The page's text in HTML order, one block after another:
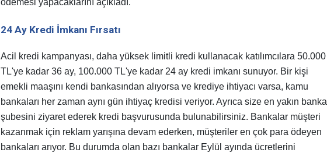
24 Ay Kredi İmkanı Fırsatı
Acil kredi kampanyası, daha yüksek limitli kredi kullanacak katılımcılara 50.000
TL'ye kadar 36 ay, 100.000 TL'ye kadar 24 ay kredi imkanı sunuyor. Bir kişi
emekli maaşını kendi bankasından alıyorsa ve krediye ihtiyacı varsa, kamu
bankaları her zaman aynı gün ihtiyaç kredisi veriyor. Ayrıca size en yakın banka
şubesini ziyaret ederek kredi başvurusunda bulunabilirsiniz. Bankalar müşteri
kazanmak için reklam yarışına devam ederken, müşteriler en çok para ödeyen
bankaları arıyor. Bu durumda olan bazı bankalar Eylül ayında ücretlerini